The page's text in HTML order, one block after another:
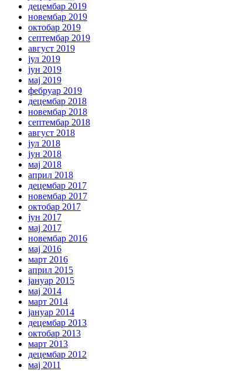
децембар 2019
новембар 2019
октобар 2019
септембар 2019
август 2019
јул 2019
јун 2019
мај 2019
фебруар 2019
децембар 2018
новембар 2018
септембар 2018
август 2018
јул 2018
јун 2018
мај 2018
април 2018
децембар 2017
новембар 2017
октобар 2017
јун 2017
мај 2017
новембар 2016
мај 2016
март 2016
април 2015
јануар 2015
мај 2014
март 2014
јануар 2014
децембар 2013
октобар 2013
март 2013
децембар 2012
мај 2011